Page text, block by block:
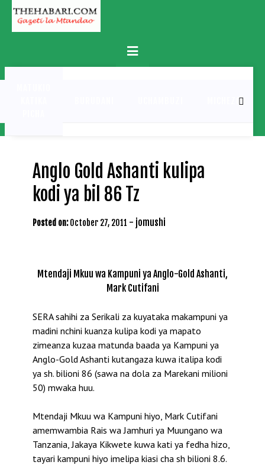
Skip
content
Primary
Menu
MICHEZO
Anglo Gold Ashanti kulipa
kodi ya bil 86 Tz
Posted on: October 27, 2011 - jomushi
Mtendaji Mkuu wa Kampuni ya Anglo-Gold Ashanti,
Mark Cutifani
SERA sahihi za Serikali za kuyataka makampuni ya
madini nchini kuanza kulipa kodi ya mapato
zimeanza kuzaa matunda baada ya Kampuni ya
Anglo-Gold Ashanti kutangaza kuwa italipa kodi
ya sh. bilioni 86 (sawa na dola za Marekani milioni
50) mwaka huu.
Mtendaji Mkuu wa Kampuni hiyo, Mark Cutifani
amemwambia Rais wa Jamhuri ya Muungano wa
Tanzania, Jakaya Kikwete kuwa kati ya fedha hizo,
tayari kampuni hiyo imelipa kiasi cha sh bilioni 8.6.